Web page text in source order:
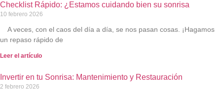
Checklist Rápido: ¿Estamos cuidando bien su sonrisa
10 febrero 2026
A veces, con el caos del día a día, se nos pasan cosas. ¡Hagamos
un repaso rápido de
Leer el artículo
Invertir en tu Sonrisa: Mantenimiento y Restauración
2 febrero 2026